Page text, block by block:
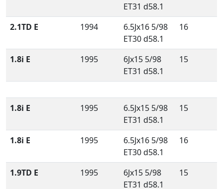
ET31 d58.1
2.1TD E 1994
6.5Jx16 5/98
ET30 d58.1
16
1.8i E 1995
6Jx15 5/98
ET31 d58.1
15
1.8i E 1995
6.5Jx15 5/98
ET31 d58.1
15
1.8i E 1995
6.5Jx16 5/98
ET30 d58.1
16
1.9TD E 1995
6Jx15 5/98
ET31 d58.1
15